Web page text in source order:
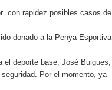
con rapidez posibles casos de
donado a la Penya Esportiva
el deporte base, José Buigues,
Por el momento, ya